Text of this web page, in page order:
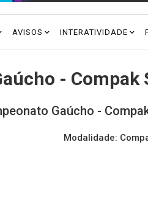
AVISOS INTERATIVIDADE
-
Gaúcho -
Modalidade: